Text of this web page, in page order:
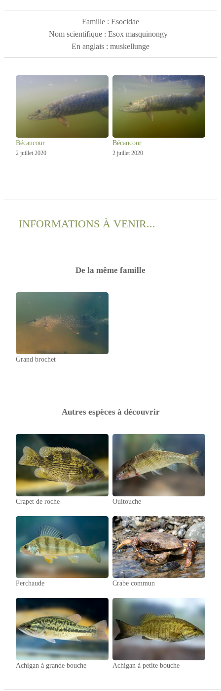
surnomment aussi le poisson aux 1 000 lancers, pour sa
taille, sa force et sa rareté. Le
maskinongé
gestion.
Famille : Esocidae
Nom scientifique : Esox masquinongy
En anglais : muskellunge
Bécancour
2 juillet 2020
Bécancour
2 juillet 2020
INFORMATIONS À VENIR...
De la même famille
Grand brochet
Autres espèces à découvrir
Crapet de roche Ouitouche
Perchaude Crabe commun
Achigan à grande bouche Achigan à petite bouche